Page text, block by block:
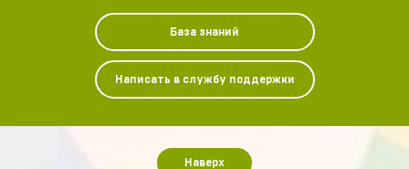
База знаний
Написать в службу поддержки
Наверх